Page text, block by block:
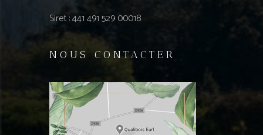
Siret : 441 491 529 00018
NOUS CONTACTER